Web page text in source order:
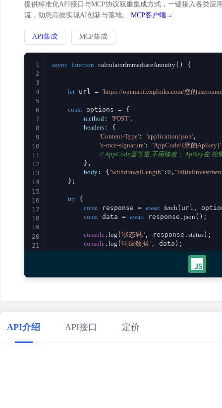
提供标准化API接口与MCP协议双重集成方式，一键接入各类
流，助您高效实现AI创新与落地。 MCP客户端→
API集成 MCP集成
1
2
3
4
5
6
7
8
9
10
11
12
13
14
15
16
17
18
19
20
21
30
32
async function calculatorImmediateAnnuity( ) {
let url = 'https://openapi.explinks.com/您的
const options = {
method : 'POST' ,
headers : {
'Content-Type' : 'application/json' ,
'x-mce-signature' : 'AppCode/{您的Apikey}'
// AppCode是常量,不用修改； Apikey在‘控
        },
body : { "withdrawalLength" : 0 ,
    };
try {
const response = await fetch (url,
const data = await response. json ();
console . log ( '状态码:' , response. status );
console . log ( '响应数据:' , data);
console.error('请求失败:', error);
// 使用示例
calculatorImmediateAnnuity()
API介绍 API接口 定价